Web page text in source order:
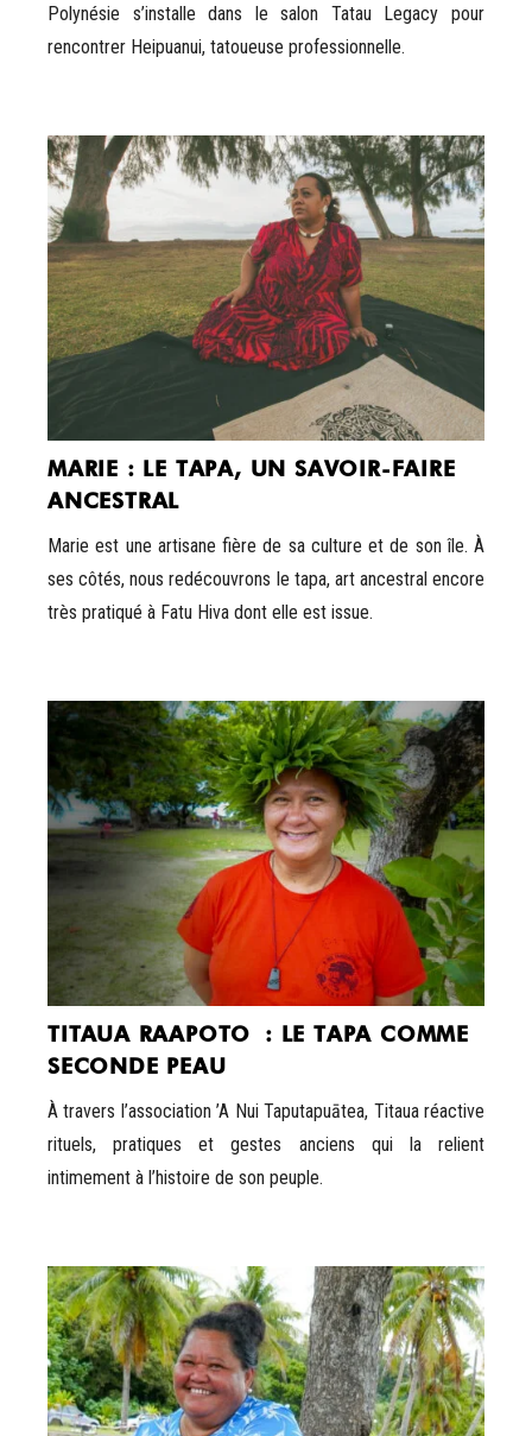
Polynésie s’installe dans le salon Tatau Legacy pour
rencontrer Heipuanui, tatoueuse professionnelle.
MARIE : LE TAPA, UN SAVOIR-FAIRE
ANCESTRAL
Marie est une artisane fière de sa culture et de son île. À
ses côtés, nous redécouvrons le tapa, art ancestral encore
très pratiqué à Fatu Hiva dont elle est issue.
TITAUA RAAPOTO : LE TAPA COMME
SECONDE PEAU
À travers l’association ’A Nui Taputapuātea, Titaua réactive
rituels, pratiques et gestes anciens qui la relient
intimement à l’histoire de son peuple.